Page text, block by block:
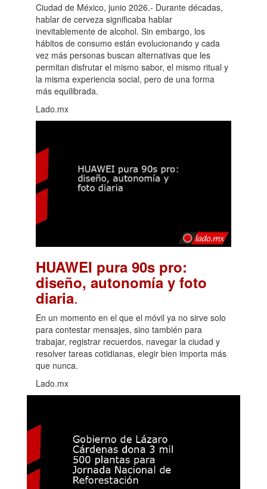
Ciudad de México, junio 2026.- Durante décadas,
hablar de cerveza significaba hablar
inevitablemente de alcohol. Sin embargo, los
hábitos de consumo están evolucionando y cada
vez más personas buscan alternativas que les
permitan disfrutar el mismo sabor, el mismo ritual y
la misma experiencia social, pero de una forma
más equilibrada.
Lado.mx
HUAWEI pura 90s pro:
diseño, autonomía y foto
diaria.
En un momento en el que el móvil ya no sirve solo
para contestar mensajes, sino también para
trabajar, registrar recuerdos, navegar la ciudad y
resolver tareas cotidianas, elegir bien importa más
que nunca.
Lado.mx